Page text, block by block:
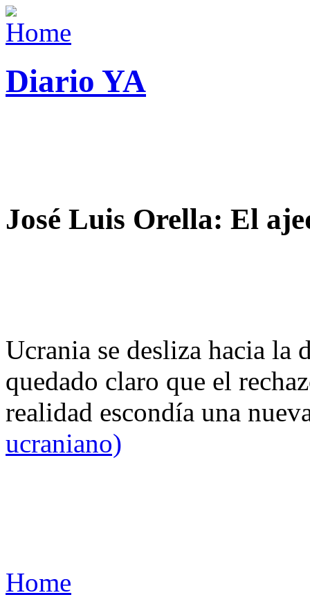
Diario YA
José Luis Orella: El
Ucrania se desliza hacia
quedado claro que el
realidad escondía una
ucraniano)
Home